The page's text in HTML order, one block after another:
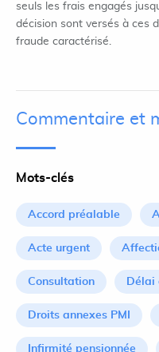
seuls les frais engagés
décision sont versés à ces
fraude caractérisé.
Commentaire et
Mots-clés
Accord préalable
Acte urgent
Consultation Délai
Droits annexes PMI
Infirmité pensionnée